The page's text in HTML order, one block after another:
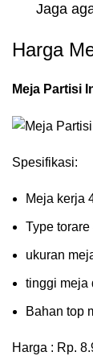
Jaga
Harga
Meja Partisi
Spesifikasi:
Meja kerja
Type torare
ukuran
tinggi meja
Bahan top
Harga : Rp.